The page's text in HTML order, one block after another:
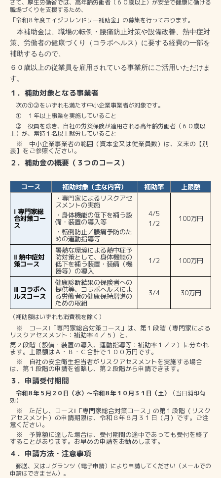
さて、厚生労働省では、高年齢労働者（６０歳以上）が安全で健康に働ける
職場づくりを支援するため、
「令和８年度エイジフレンドリー補助金」の募集を行っております。
本補助金は、職場の転倒・腰痛防止対策や設備改善、熱中症対
策、労働者の健康づくり（コラボヘルス）に要する経費の一部を
補助するもので、
６０歳以上の従業員を雇用されている事業所にご活用いただけま
す。
１．補助対象となる事業者
次の①②をいずれも満たす中小企業事業者が対象です。
① １年以上事業を実施していること
② 役員を除き、自社の労災保険が適用される高年齢労働者（６０歳以
上）が、常時１名以上就労していること
※ 中小企業事業者の範囲（資本金又は従業員数）は、文末の【別
表】をご参照ください。
２．補助金の概要（３つのコース）
コース 補助対象（主な内容） 補助率 上限額
Ⅰ 専門家総
合対策コー
ス
・専門家によるリスクアセ
スメントの実施
・身体機能の低下を補う設
備・装置の導入等
・転倒防止／腰痛予防のた
めの運動指導等
4/5
1/2
100万円
Ⅱ 熱中症対
策コース
暑熱な環境による熱中症予
防対策として、身体機能の
低下を補う装置・装備（機
器等）の導入
1/2 100万円
Ⅲ コラボヘ
ルスコース
健康診断結果の保険者への
提供等、コラボヘルスによ
る労働者の健康保持増進の
ための取組
3/4 30万円
（補助額はいずれも消費税を除く）
※ コース Ⅰ 「専門家総合対策コース」は、第１段階（専門家による
リスクアセスメント：補助率４／５）と、
第２段階（設備・装置の導入、運動指導等：補助率１／２）に分かれ
ます。上限額はＡ・Ｂ・Ｃ合計で１００万円です。
※
自社の安全衛生担当者がリスクアセスメントを実施する場合
は、第１段階の申請を省略し、第２段階から申請できます。
３．申請受付期間
令和８年５月２０日（水）～令和８年１０月３１日（土）
（当日消印有
効）
※ ただし、コース Ⅰ 「専門家総合対策コース」の第１段階（リスク
アセスメント）の申請期限は、令和８年８月３１日（月）です。ご注
意ください。
※
予算額に達した場合は、受付期間の途中であっても受付を終了
することがあります。お早めの申請をお勧めします。
４．申請方法・注意事項
郵送、又はＪグランツ（電子申請）により申請してください（メールでの
申請はできません）。